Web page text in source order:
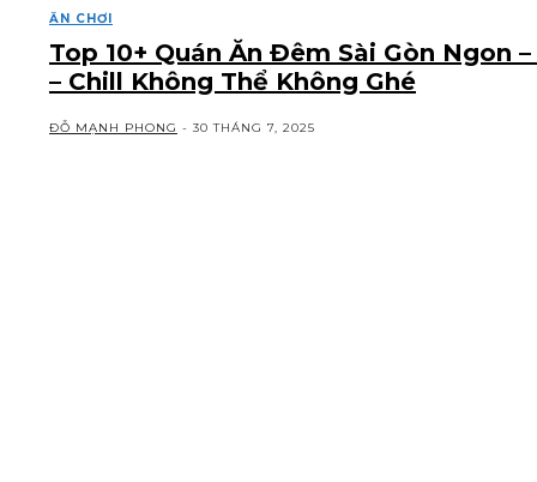
ĂN CHƠI
Top 10+ Quán Ăn Đêm Sài Gòn Ngon –
– Chill Không Thể Không Ghé
ĐỖ MẠNH PHONG - 30 THÁNG 7, 2025